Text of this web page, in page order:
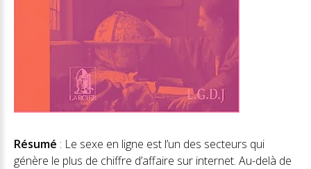
Résumé : Le sexe en ligne est l’un des secteurs qui
génère le plus de chiffre d’affaire sur internet. Au-delà de